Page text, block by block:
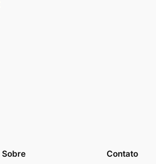
Sobre Contato